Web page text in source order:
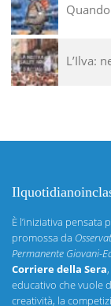
L’Ilva:
È l’iniziativa
promossa da
Permanente Giovani-
Corriere della Sera,
educativo che vuole
creatività, la